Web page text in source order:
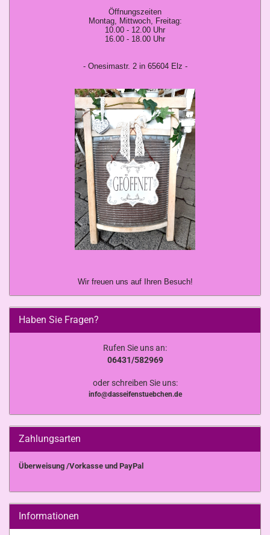
Öffnungszeiten
Montag, Mittwoch, Freitag:
10.00 - 12.00 Uhr
16.00 - 18.00 Uhr
- Onesimastr. 2 in 65604 Elz -
Wir freuen uns auf Ihren Besuch!
Haben Sie Fragen?
Rufen Sie uns an:
06431/582969
oder schreiben Sie uns:
info@dasseifenstuebchen.de
Zahlungsarten
Überweisung /Vorkasse und PayPal
Informationen